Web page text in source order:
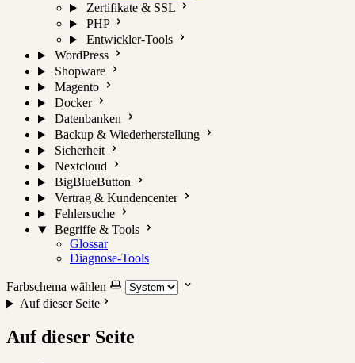
Zertifikate & SSL
PHP
Entwickler-Tools
WordPress
Shopware
Magento
Docker
Datenbanken
Backup & Wiederherstellung
Sicherheit
Nextcloud
BigBlueButton
Vertrag & Kundencenter
Fehlersuche
Begriffe & Tools
Glossar
Diagnose-Tools
Farbschema wählen
Auf dieser Seite
Auf dieser Seite